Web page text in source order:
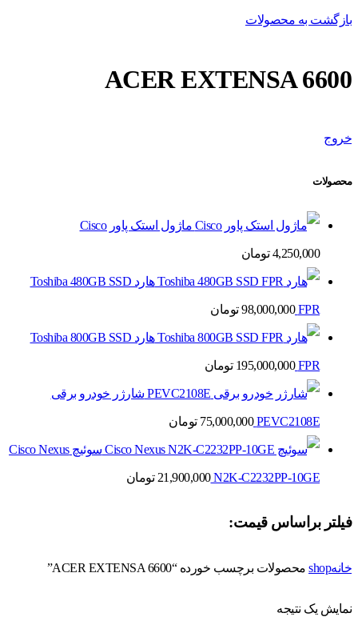
بازگشت به محصولات
ACER EXTENSA 6600
خروج
محصولات
ماژول استک پاور Cisco
4,250,000 تومان
هارد Toshiba 480GB SSD
FPR
98,000,000 تومان
هارد Toshiba 800GB SSD
FPR
195,000,000 تومان
شارژر خودرو برقی
PEVC2108E
75,000,000 تومان
سوئیچ Cisco Nexus
N2K-C2232PP-10GE
21,900,000 تومان
فیلتر براساس قیمت:
خانهshop محصولات برچسب خورده “ACER EXTENSA 6600”
نمایش یک نتیجه